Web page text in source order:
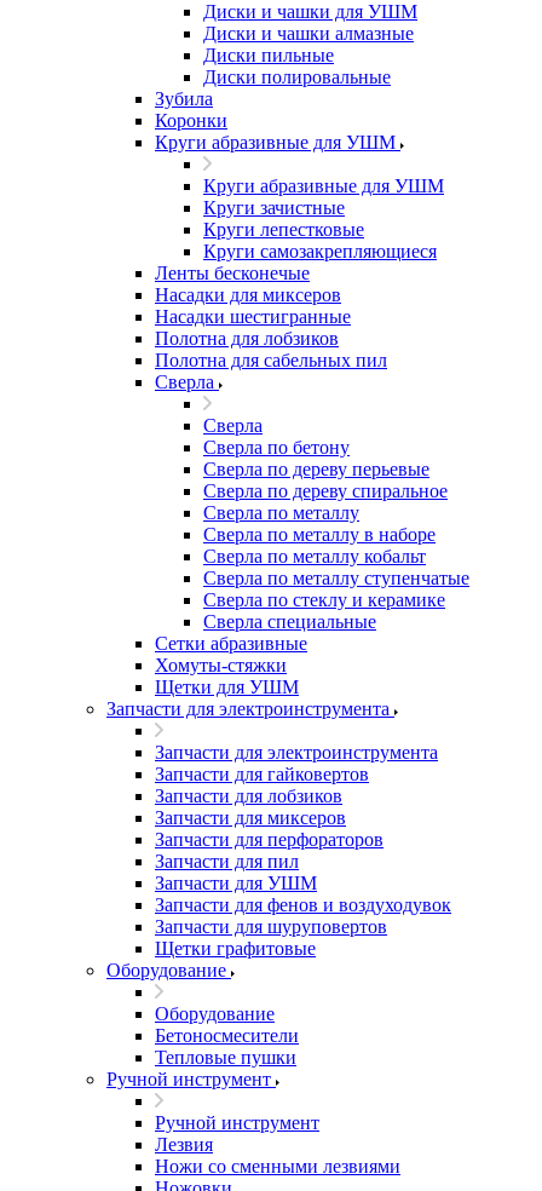
Диски и чашки для УШМ
Диски и чашки алмазные
Диски пильные
Диски полировальные
Зубила
Коронки
Круги абразивные для УШМ
Круги абразивные для УШМ
Круги зачистные
Круги лепестковые
Круги самозакрепляющиеся
Ленты бесконечые
Насадки для миксеров
Насадки шестигранные
Полотна для лобзиков
Полотна для сабельных пил
Сверла
Сверла
Сверла по бетону
Сверла по дереву перьевые
Сверла по дереву спиральное
Сверла по металлу
Сверла по металлу в наборе
Сверла по металлу кобальт
Сверла по металлу ступенчатые
Сверла по стеклу и керамике
Сверла специальные
Сетки абразивные
Хомуты-стяжки
Щетки для УШМ
Запчасти для электроинструмента
Запчасти для электроинструмента
Запчасти для гайковертов
Запчасти для лобзиков
Запчасти для миксеров
Запчасти для перфораторов
Запчасти для пил
Запчасти для УШМ
Запчасти для фенов и воздуходувок
Запчасти для шуруповертов
Щетки графитовые
Оборудование
Оборудование
Бетоносмесители
Тепловые пушки
Ручной инструмент
Ручной инструмент
Лезвия
Ножи со сменными лезвиями